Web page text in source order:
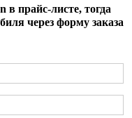
в прайс-листе, тогда
через форму заказа